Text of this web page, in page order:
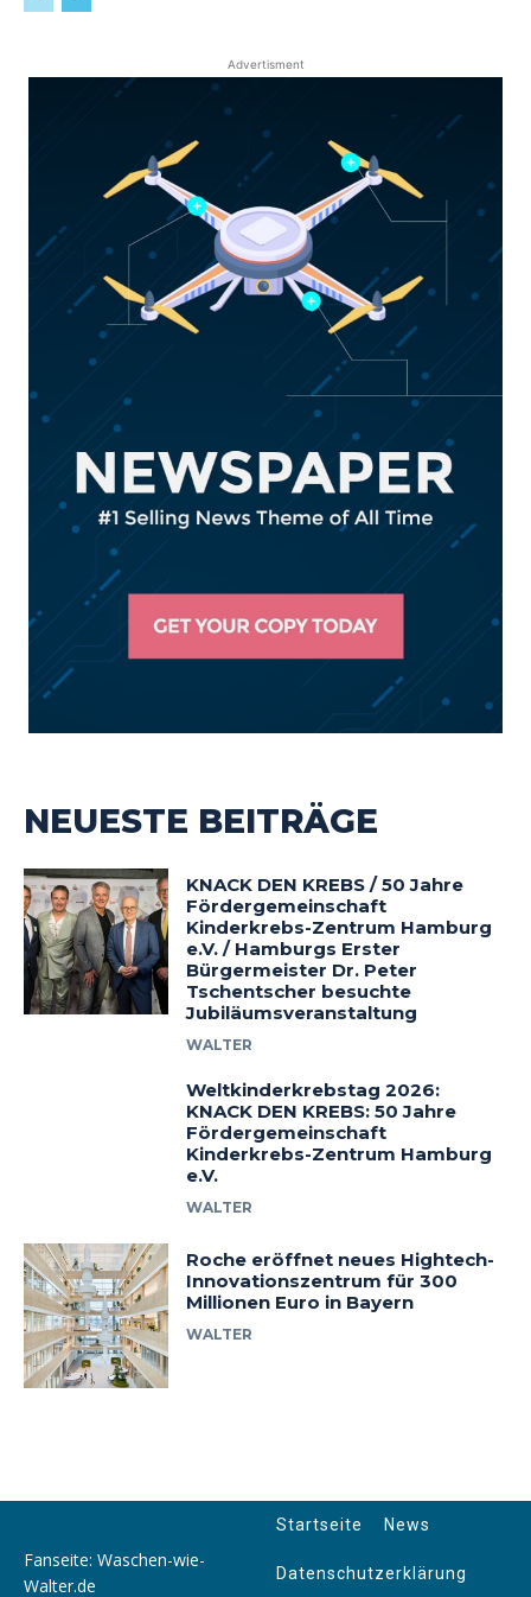
Advertisment
NEUESTE BEITRÄGE
KNACK DEN KREBS / 50 Jahre
Fördergemeinschaft
Kinderkrebs-Zentrum Hamburg
e.V. / Hamburgs Erster
Bürgermeister Dr. Peter
Tschentscher besuchte
Jubiläumsveranstaltung
WALTER
Weltkinderkrebstag 2026:
KNACK DEN KREBS: 50 Jahre
Fördergemeinschaft
Kinderkrebs-Zentrum Hamburg
e.V.
WALTER
Roche eröffnet neues Hightech-
Innovationszentrum für 300
Millionen Euro in Bayern
WALTER
Fanseite: Waschen-wie-
Walter.de
Startseite News
Datenschutzerklärung